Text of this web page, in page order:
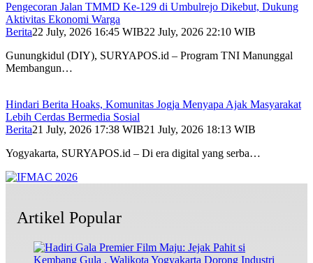
Pengecoran Jalan TMMD Ke-129 di Umbulrejo Dikebut, Dukung
Aktivitas Ekonomi Warga
Berita22 July, 2026 16:45 WIB22 July, 2026 22:10 WIB
Gunungkidul (DIY), SURYAPOS.id – Program TNI Manunggal
Membangun…
Hindari Berita Hoaks, Komunitas Jogja Menyapa Ajak Masyarakat
Lebih Cerdas Bermedia Sosial
Berita21 July, 2026 17:38 WIB21 July, 2026 18:13 WIB
Yogyakarta, SURYAPOS.id – Di era digital yang serba…
Artikel Popular